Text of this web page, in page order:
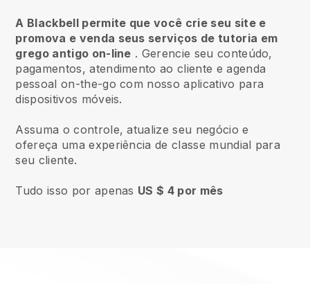
A Blackbell permite que você crie seu site e
promova e venda seus serviços de tutoria em
grego antigo on-line . Gerencie seu conteúdo,
pagamentos, atendimento ao cliente e agenda
pessoal on-the-go com nosso aplicativo para
dispositivos móveis.
Assuma o controle, atualize seu negócio e
ofereça uma experiência de classe mundial para
seu cliente.
Tudo isso por apenas US $ 4 por mês